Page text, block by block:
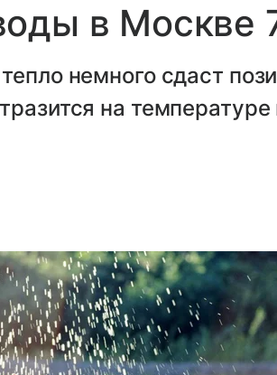
в Москве
немного сдаст
на